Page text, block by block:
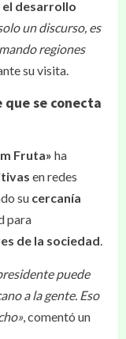
el desarrollo
un discurso, es
regiones
su visita.
se conecta
Fruta» ha
en redes
su cercanía
para
de la sociedad.
puede
a la gente. Eso
, comentó un